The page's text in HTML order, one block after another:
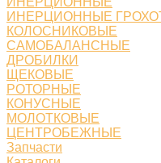
ИНЕРЦИОННЫЕ
КОЛОСНИКОВЫЕ
САМОБАЛАНСНЫЕ
ДРОБИЛКИ
ЩЕКОВЫЕ
РОТОРНЫЕ
КОНУСНЫЕ
МОЛОТКОВЫЕ
ЦЕНТРОБЕЖНЫЕ
Запчасти